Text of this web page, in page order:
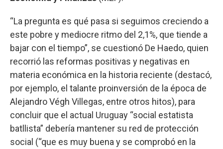
“La pregunta es qué pasa si seguimos creciendo a
este pobre y mediocre ritmo del 2,1%, que tiende a
bajar con el tiempo”, se cuestionó De Haedo, quien
recorrió las reformas positivas y negativas en
materia económica en la historia reciente (destacó,
por ejemplo, el talante proinversión de la época de
Alejandro Végh Villegas, entre otros hitos), para
concluir que el actual Uruguay “social estatista
batllista” debería mantener su red de protección
social (“que es muy buena y se comprobó en la